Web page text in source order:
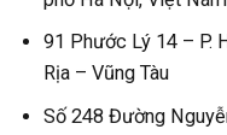
91 Phước Lý 14 – P.
Rịa – Vũng Tàu
Số 248 Đường